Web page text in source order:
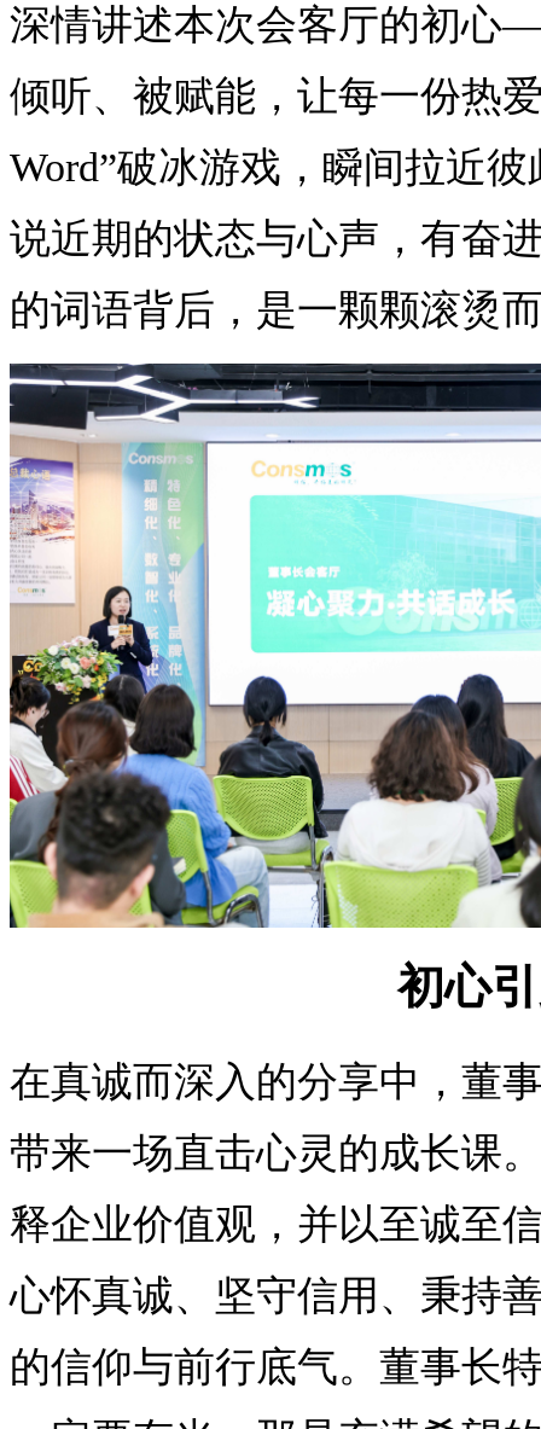
深情讲述本次会客厅的初心
倾听、被赋能，让每一份热
Word”破冰游戏，瞬间拉近
说近期的状态与心声，有奋
的词语背后，是一颗颗滚烫
初心
在真诚而深入的分享中，董
带来一场直击心灵的成长课
释企业价值观，并以至诚至
心怀真诚、坚守信用、秉持
的信仰与前行底气。董事长